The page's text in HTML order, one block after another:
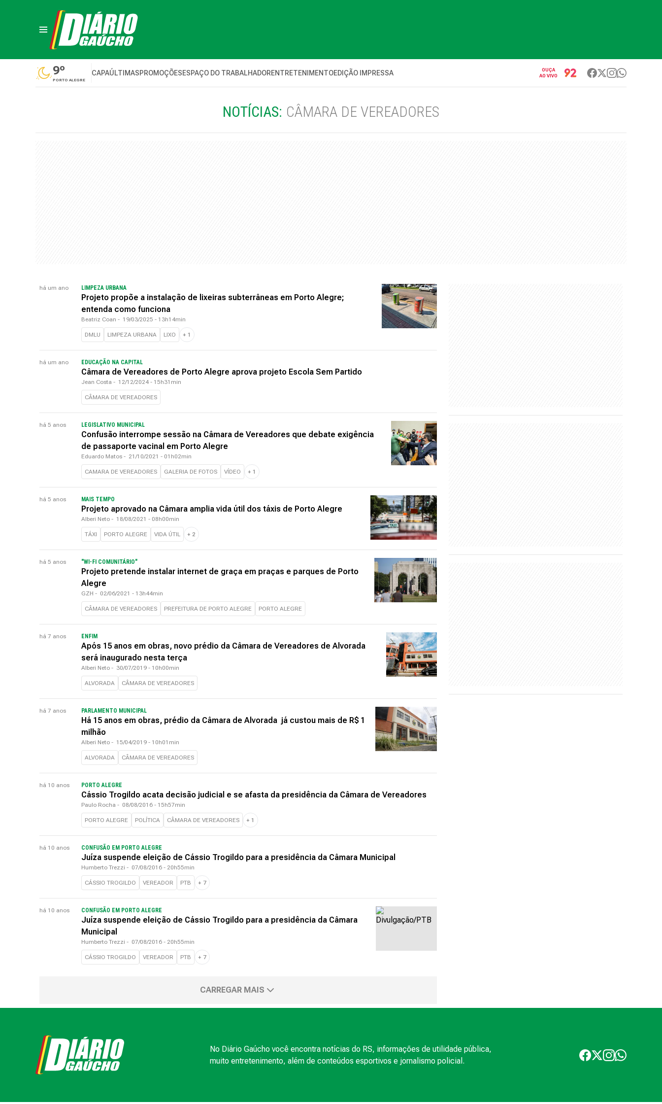
9º
PORTO ALEGRE
CAPAÚLTIMASPROMOÇÕESESPAÇO DO TRABALHADORENTRETENIMENTOEDIÇÃO IMPRESSA
OUÇA
AO VIVO
NOTÍCIAS: CÂMARA DE VEREADORES
há um ano LIMPEZA URBANA
Projeto propõe a instalação de lixeiras subterrâneas em Porto Alegre;
entenda como funciona
Beatriz Coan - 19/03/2025 - 13h14min
DMLU LIMPEZA URBANA LIXO + 1
há um ano EDUCAÇÃO NA CAPITAL
Câmara de Vereadores de Porto Alegre aprova projeto Escola Sem Partido
Jean Costa - 12/12/2024 - 15h31min
CÂMARA DE VEREADORES
há 5 anos LEGISLATIVO MUNICIPAL
Confusão interrompe sessão na Câmara de Vereadores que debate exigência
de passaporte vacinal em Porto Alegre
Eduardo Matos - 21/10/2021 - 01h02min
CAMARA DE VEREADORES GALERIA DE FOTOS VÍDEO + 1
há 5 anos MAIS TEMPO
Projeto aprovado na Câmara amplia vida útil dos táxis de Porto Alegre
Alberi Neto - 18/08/2021 - 08h00min
TÁXI PORTO ALEGRE VIDA ÚTIL + 2
há 5 anos "WI-FI COMUNITÁRIO"
Projeto pretende instalar internet de graça em praças e parques de Porto
Alegre
GZH - 02/06/2021 - 13h44min
CÂMARA DE VEREADORES PREFEITURA DE PORTO ALEGRE PORTO ALEGRE
há 7 anos ENFIM
Após 15 anos em obras, novo prédio da Câmara de Vereadores de Alvorada
será inaugurado nesta terça
Alberi Neto - 30/07/2019 - 10h00min
ALVORADA CÂMARA DE VEREADORES
há 7 anos PARLAMENTO MUNICIPAL
Há 15 anos em obras, prédio da Câmara de Alvorada já custou mais de R$ 1
milhão
Alberi Neto - 15/04/2019 - 10h01min
ALVORADA CÂMARA DE VEREADORES
há 10 anos PORTO ALEGRE
Cássio Trogildo acata decisão judicial e se afasta da presidência da Câmara de Vereadores
Paulo Rocha - 08/08/2016 - 15h57min
PORTO ALEGRE POLÍTICA CÂMARA DE VEREADORES + 1
há 10 anos CONFUSÃO EM PORTO ALEGRE
Juíza suspende eleição de Cássio Trogildo para a presidência da Câmara Municipal
Humberto Trezzi - 07/08/2016 - 20h55min
CÁSSIO TROGILDO VEREADOR PTB + 7
há 10 anos CONFUSÃO EM PORTO ALEGRE
Juíza suspende eleição de Cássio Trogildo para a presidência da Câmara
Municipal
Humberto Trezzi - 07/08/2016 - 20h55min
CÁSSIO TROGILDO VEREADOR PTB + 7
CARREGAR MAIS
No Diário Gaúcho você encontra notícias do RS, informações de utilidade pública,
muito entretenimento, além de conteúdos esportivos e jornalismo policial.